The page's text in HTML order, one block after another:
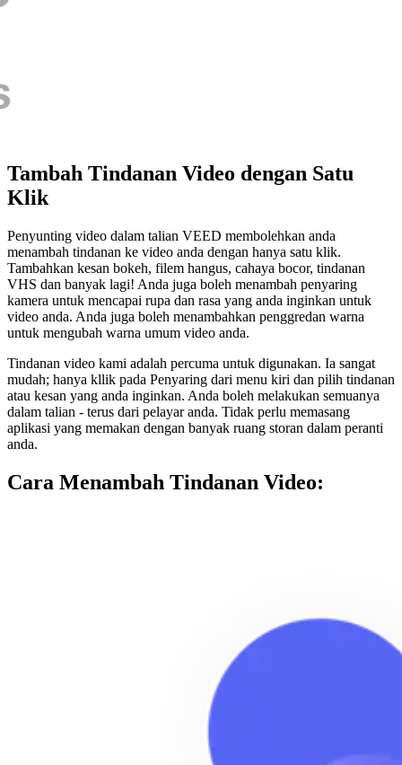
Tambah Tindanan Video dengan Satu
Klik
Penyunting video dalam talian VEED membolehkan anda
menambah tindanan ke video anda dengan hanya satu klik.
Tambahkan kesan bokeh, filem hangus, cahaya bocor, tindanan
VHS dan banyak lagi! Anda juga boleh menambah penyaring
kamera untuk mencapai rupa dan rasa yang anda inginkan untuk
video anda. Anda juga boleh menambahkan penggredan warna
untuk mengubah warna umum video anda.
Tindanan video kami adalah percuma untuk digunakan. Ia sangat
mudah; hanya kllik pada Penyaring dari menu kiri dan pilih tindanan
atau kesan yang anda inginkan. Anda boleh melakukan semuanya
dalam talian - terus dari pelayar anda. Tidak perlu memasang
aplikasi yang memakan dengan banyak ruang storan dalam peranti
anda.
Cara Menambah Tindanan Video: